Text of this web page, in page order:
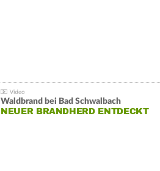
Waldbrand bei Bad Schwalbach
NEUER BRANDHERD ENTDECKT